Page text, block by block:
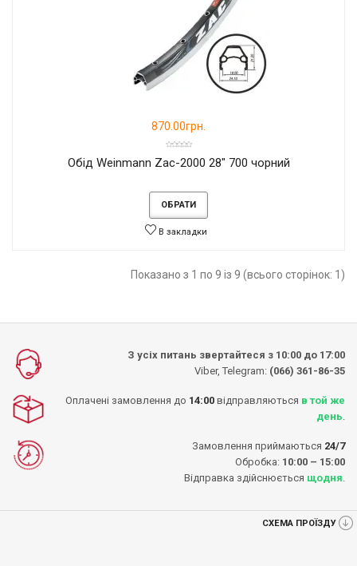
870.00грн.
Обід Weinmann Zac-2000 28" 700 чорний
ОБРАТИ
В закладки
Показано з 1 по 9 із 9 (всього сторінок: 1)
З усіх питань звертайтеся з 10:00 до 17:00
Viber, Telegram: (066) 361-86-35
Оплачені замовлення до 14:00 відправляються в той же
день
Замовлення приймаються 24/7
Обробка: 10:00 – 15:00
Відправка здійснюється щодня
СХЕМА ПРОЇЗДУ